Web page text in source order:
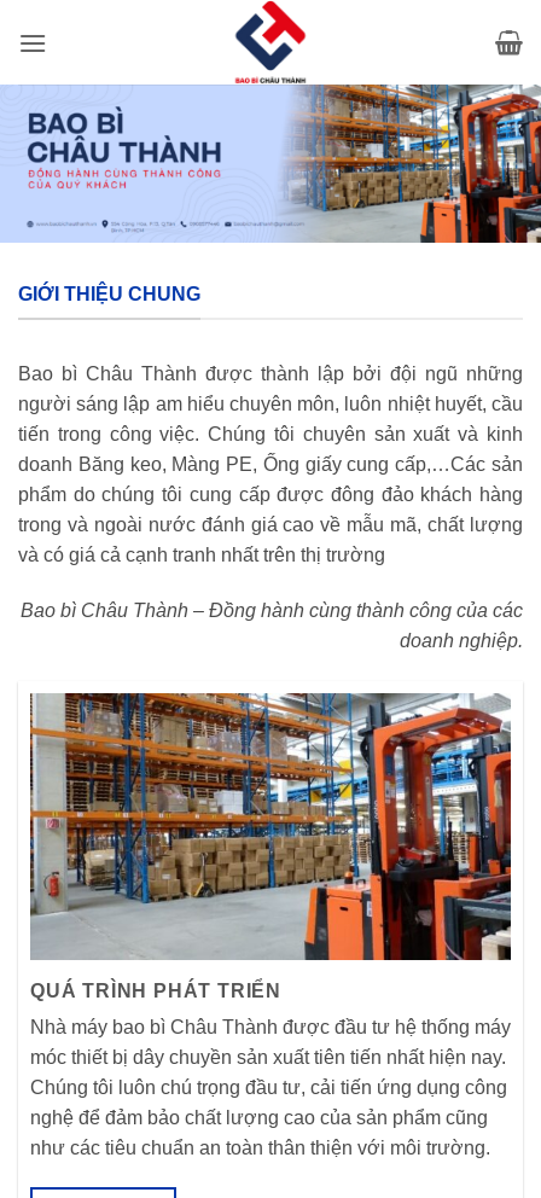
qua
GIỚI THIỆU CHUNG
Bao bì Châu Thành được thành lập bởi đội ngũ những
người sáng lập am hiểu chuyên môn, luôn nhiệt huyết, cầu
tiến trong công việc. Chúng tôi chuyên sản xuất và kinh
doanh Băng keo, Màng PE, Ống giấy cung cấp,…Các sản
phẩm do chúng tôi cung cấp được đông đảo khách hàng
trong và ngoài nước đánh giá cao về mẫu mã, chất lượng
và có giá cả cạnh tranh nhất trên thị trường
Bao bì Châu Thành – Đồng hành cùng thành công của các
doanh nghiệp.
QUÁ TRÌNH PHÁT TRIỂN
Nhà máy bao bì Châu Thành được đầu tư hệ thống máy
móc thiết bị dây chuyền sản xuất tiên tiến nhất hiện nay.
Chúng tôi luôn chú trọng đầu tư, cải tiến ứng dụng công
nghệ để đảm bảo chất lượng cao của sản phẩm cũng
như các tiêu chuẩn an toàn thân thiện với môi trường.